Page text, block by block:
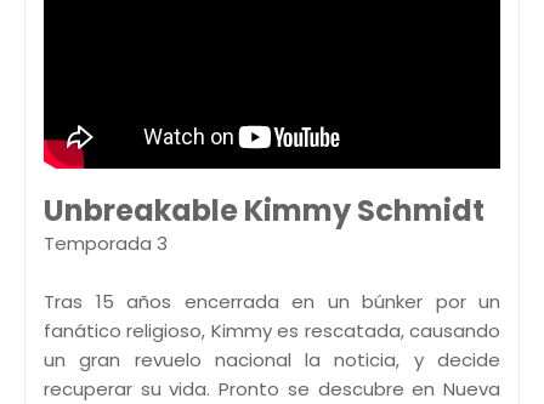
Unbreakable Kimmy Schmidt
Temporada 3
Tras 15 años encerrada en un búnker por un
fanático religioso, Kimmy es rescatada, causando
un gran revuelo nacional la noticia, y decide
recuperar su vida. Pronto se descubre en Nueva